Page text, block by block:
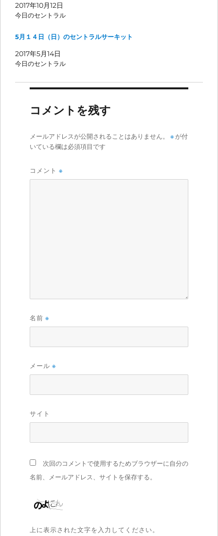
2017年10月12日
今日のセントラル
5月１４日（日）のセントラルサーキット
2017年5月14日
今日のセントラル
コメントを残す
メールアドレスが公開されることはありません。 ※が付
いている欄は必須項目です
コメント ※
名前 ※
メール ※
サイト
次回のコメントで使用するためブラウザーに自分の
名前、メールアドレス、サイトを保存する。
上に表示された文字を入力してください。